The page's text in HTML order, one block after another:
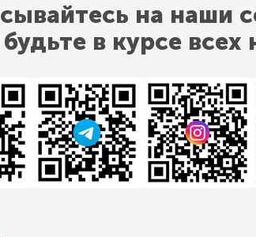
на наши
в курсе всех